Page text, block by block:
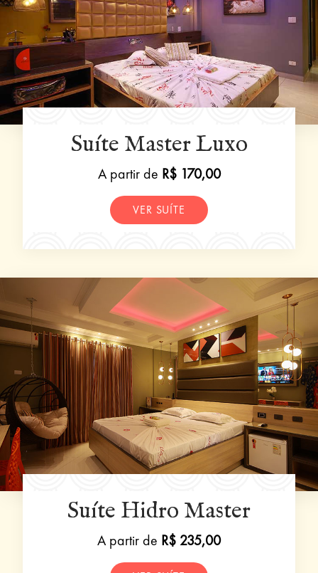
Suíte Master Luxo
A partir de R$ 170,00
VER SUÍTE
Suíte Hidro Master
A partir de R$ 235,00